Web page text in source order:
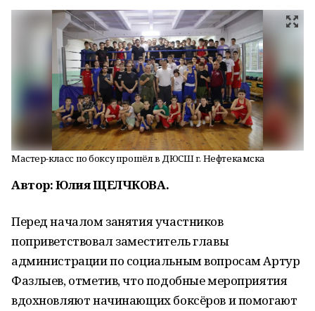
Мастер-класс по боксу прошёл в ДЮСШ г. Нефтекамска
Автор: Юлия ЩЕЛЧКОВА.
Перед началом занятия участников
поприветствовал заместитель главы
администрации по социальным вопросам Артур
Фазлыев, отметив, что подобные мероприятия
вдохновляют начинающих боксёров и помогают